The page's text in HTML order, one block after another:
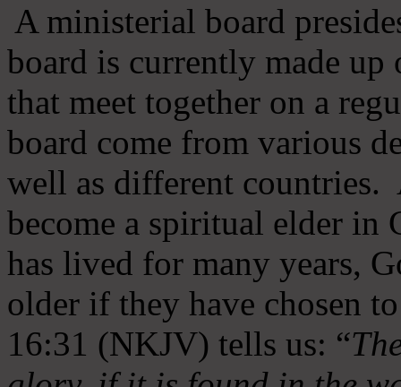
A ministerial board
board is currently made
that meet together on a
board come from various
well as different countries.
become a spiritual elder in
has lived for many years,
older if they have chosen
16:31 (NKJV) tells us: “